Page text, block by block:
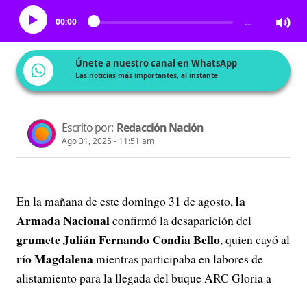
00:00 …
Únete a nuestro canal en WhatsApp
Las noticias más importantes, al instante
Escrito por: Redacción Nación
Ago 31, 2025 - 11:51 am
En la mañana de este domingo 31 de agosto,la
Armada Nacionalconfirmó la desaparición del
grumete Julián Fernando Condia Bello, quien cayó al
río Magdalenamientras participaba en labores de
alistamiento para la llegada del buque ARC Gloria a